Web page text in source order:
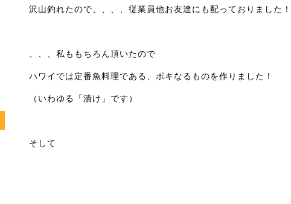
沢山釣れたので、、、、従業員他お友達にも配っておりました！
、、、私ももちろん頂いたので
ハワイでは定番魚料理である、ポキなるものを作りました！
（いわゆる「漬け」です）
そして